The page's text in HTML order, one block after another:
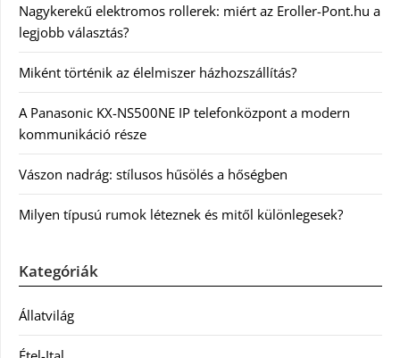
Nagykerekű elektromos rollerek: miért az Eroller-Pont.hu a
legjobb választás?
Miként történik az élelmiszer házhozszállítás?
A Panasonic KX-NS500NE IP telefonközpont a modern
kommunikáció része
Vászon nadrág: stílusos hűsölés a hőségben
Milyen típusú rumok léteznek és mitől különlegesek?
Kategóriák
Állatvilág